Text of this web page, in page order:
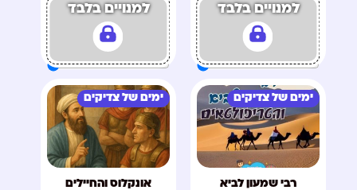
למנויים בלבד למנויים בלבד
ימים של צדיקים
רבי שמעון לביא
ימים של צדיקים
אונקלוס והחיילים